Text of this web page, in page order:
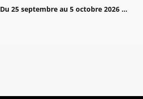
Du 25 septembre au 5 octobre 2026 …